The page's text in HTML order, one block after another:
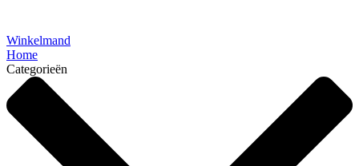
Winkelmand
Home
Categorieën